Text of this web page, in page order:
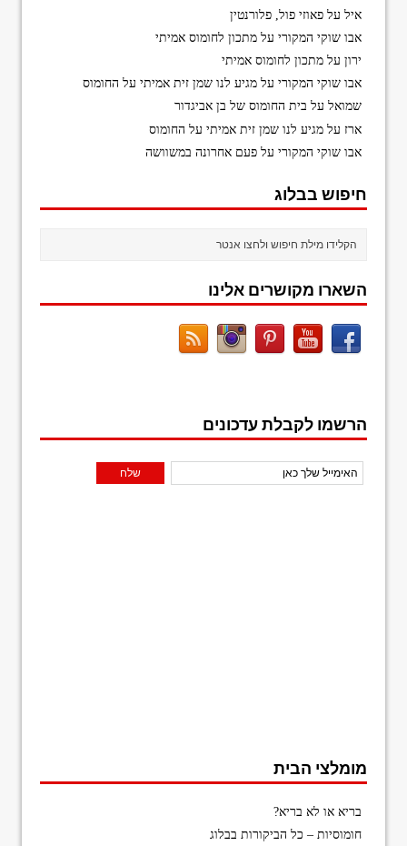
איל עלפאוזי פול, פלורנטין
אבו שוקי המקורי עלמתכון לחומוס אמיתי
ירון עלמתכון לחומוס אמיתי
אבו שוקי המקורי עלמגיע לנו שמן זית אמיתי על החומוס
שמואל על בית החומוס של בן אביגדור
ארז עלמגיע לנו שמן זית אמיתי על החומוס
אבו שוקי המקורי עלפעם אחרונה במשוושה
חיפוש בבלוג
השארו מקושרים אלינו
הרשמו לקבלת עדכונים
מומלצי הבית
בריא או לא בריא?
חומוסיות – כל הביקורות בבלוג